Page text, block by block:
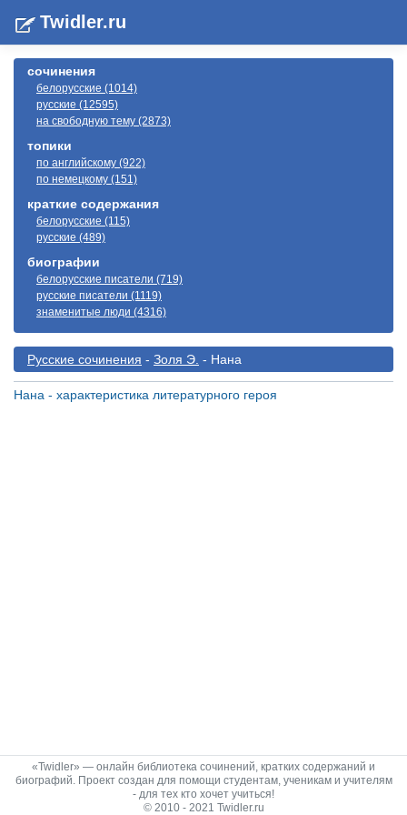
Twidler.ru
сочинения
белорусские (1014)
русские (12595)
на свободную тему (2873)
топики
по английскому (922)
по немецкому (151)
краткие содержания
белорусские (115)
русские (489)
биографии
белорусские писатели (719)
русские писатели (1119)
знаменитые люди (4316)
Русские сочинения - Золя Э. - Нана
Нана - характеристика литературного героя
«Twidler» — онлайн библиотека сочинений, кратких содержаний и
биографий. Проект создан для помощи студентам, ученикам и учителям
- для тех кто хочет учиться!
© 2010 - 2021 Twidler.ru